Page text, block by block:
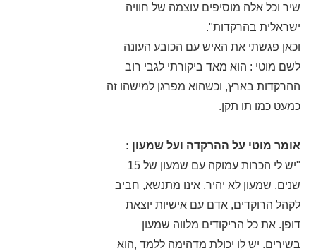
שיר וכל אלה מוסיפים עוצמה של חוויה
ישראלית בהרקדות".
וכאן פגשתי את האיש עם הכובע העונה
לשם מוטי : הוא מאד ביקורתי לגבי רוב
ההרקדות בארץ, וכשהוא מפרגן למישהו זה
כמעט כמו תו תקן.
אומר מוטי על ההרקדה ועל שמעון :
"יש לי הכרות עמוקה עם שמעון של 15
שנים. שמעון לא יהיר, אינו מתנשא, חביב
לקהל הרוקדים, אדם עם אישיות יוצאת
דופן. את כל הריקודים מלווה שמעון
בשירים. יש לו יכולת מדהימה ללמד ,הוא